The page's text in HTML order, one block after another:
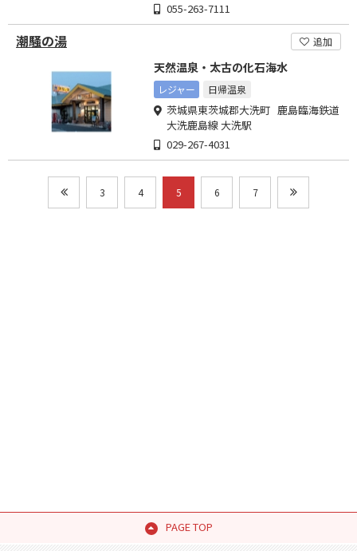
055-263-7111
潮騒の湯 追加
天然温泉・太古の化石海水
レジャー 日帰温泉
茨城県東茨城郡大洗町 鹿島臨海鉄道
大洗鹿島線 大洗駅
029-267-4031
3 4 5 6 7
PAGE TOP